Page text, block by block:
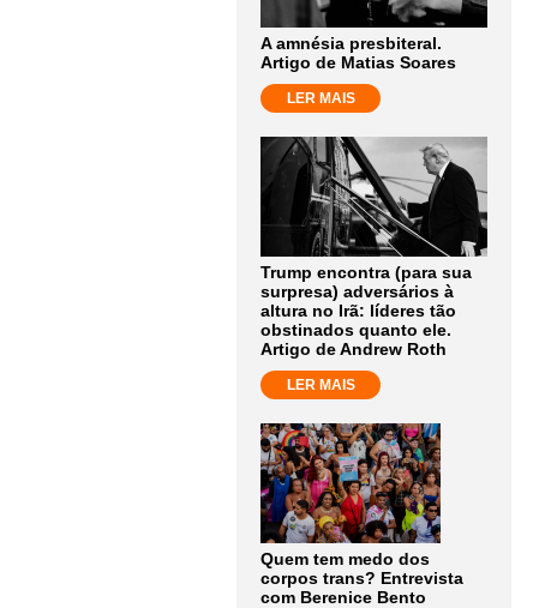
A amnésia presbiteral.
Artigo de Matias Soares
LER MAIS
Trump encontra (para sua
surpresa) adversários à
altura no Irã: líderes tão
obstinados quanto ele.
Artigo de Andrew Roth
LER MAIS
Quem tem medo dos
corpos trans? Entrevista
com Berenice Bento